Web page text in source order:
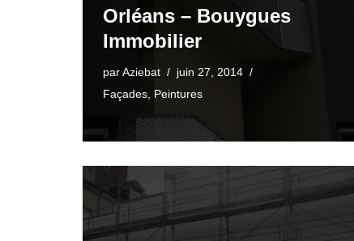
Orléans – Bouygues
Immobilier
parAziebat
juin 27, 2014
Façades Peintures